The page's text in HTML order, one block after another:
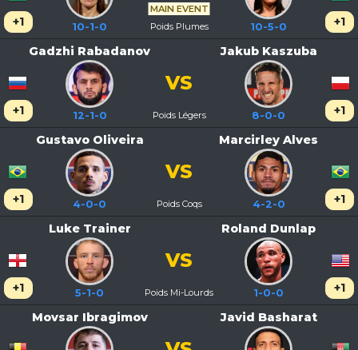
10-1-0 10-5-0
MAIN EVENT
+1 +1
Poids Plumes
Gadzhi Rabadanov
12-1-0
Jakub Kaszuba
8-0-0
VS
+1 +1
Poids Légers
Gustavo Oliveira
4-0-0
Marcirley Alves
4-2-0
VS
+1 +1
Poids Coqs
Luke Trainer
5-1-0
Roland Dunlap
1-0-0
VS
+1 +1
Poids Mi-Lourds
Movsar Ibragimov Javid Basharat